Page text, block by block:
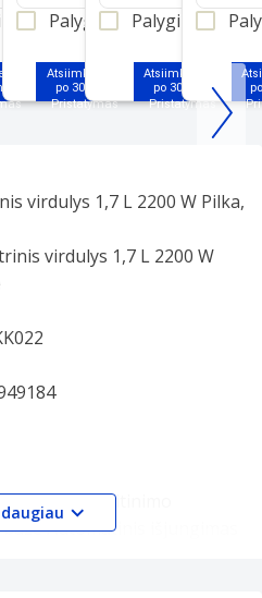
jau
Atsiimkite jau
po 30 min.
Palyginti
Atsiimkite jau
po 30 min.
Palyginti
virdulys 1,7 L 2200 W Pilka,
Paslėptas kaitinimo
Automatinis išjungimas